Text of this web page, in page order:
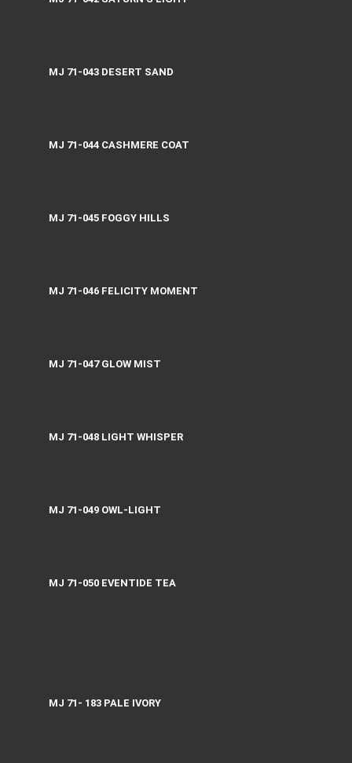
MJ 71-043 DESERT SAND
MJ 71-044 CASHMERE COAT
MJ 71-045 FOGGY HILLS
MJ 71-046 FELICITY MOMENT
MJ 71-047 GLOW MIST
MJ 71-048 LIGHT WHISPER
MJ 71-049 OWL-LIGHT
MJ 71-050 EVENTIDE TEA
MJ 71- 183 PALE IVORY